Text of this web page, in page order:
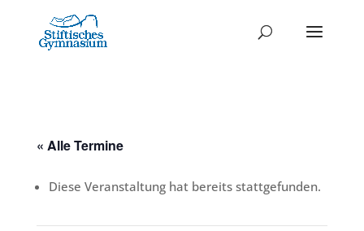
« Alle Termine
Diese Veranstaltung hat bereits stattgefunden.